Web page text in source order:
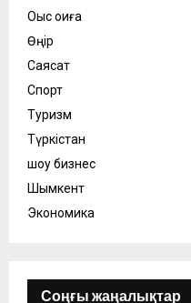
Оқыс оқиға
Өңір
Саясат
Спорт
Туризм
Түркістан
шоу бизнес
Шымкент
Экономика
Соңғы жаңалықтар